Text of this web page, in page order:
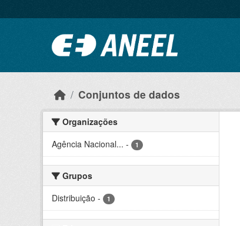
Conjuntos de dados
Organizações
Agência Nacional... - 1
Grupos
Distribuição - 1